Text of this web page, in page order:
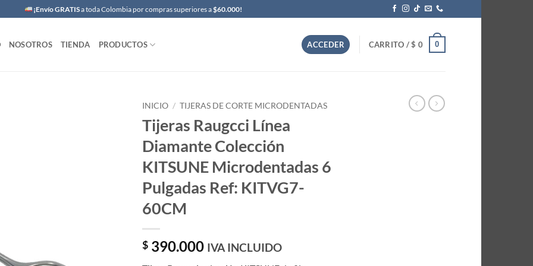
¡Envío GRATISa toda Colombia por compras superiores a$60.000!
NOSOTROS TIENDA PRODUCTOS ACCEDER CARRITO /$ 0 0
INICIO / TIJERAS DE CORTE MICRODENTADAS
Tijeras Raugcci Línea
Diamante Colección
KITSUNE Microdentadas 6
Pulgadas Ref: KITVG7-
60CM
$ 390.000 IVA INCLUIDO